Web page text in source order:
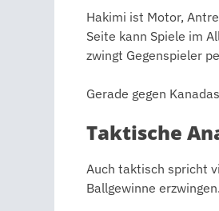
Hakimi ist Motor,
Seite kann Spiele im
zwingt Gegenspieler
Gerade gegen
Taktische
Auch taktisch spricht
Ballgewinne